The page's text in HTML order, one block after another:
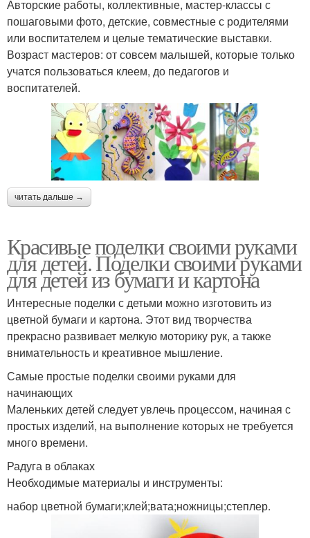
Авторские работы, коллективные, мастер-классы с
пошаговыми фото, детские, совместные с родителями
или воспитателем и целые тематические выставки.
Возраст мастеров: от совсем малышей, которые только
учатся пользоваться клеем, до педагогов и
воспитателей.
читать дальше →
Красивые поделки своими руками
для детей. Поделки своими руками
для детей из бумаги и картона
Интересные поделки с детьми можно изготовить из
цветной бумаги и картона. Этот вид творчества
прекрасно развивает мелкую моторику рук, а также
внимательность и креативное мышление.
Самые простые поделки своими руками для
начинающих
Маленьких детей следует увлечь процессом, начиная с
простых изделий, на выполнение которых не требуется
много времени.
Радуга в облаках
Необходимые материалы и инструменты:
набор цветной бумаги;клей;вата;ножницы;степлер.